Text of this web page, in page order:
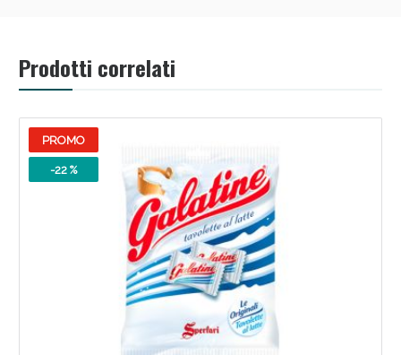
Prodotti correlati
PROMO
-22 %
Scopri le offerte di Oggi